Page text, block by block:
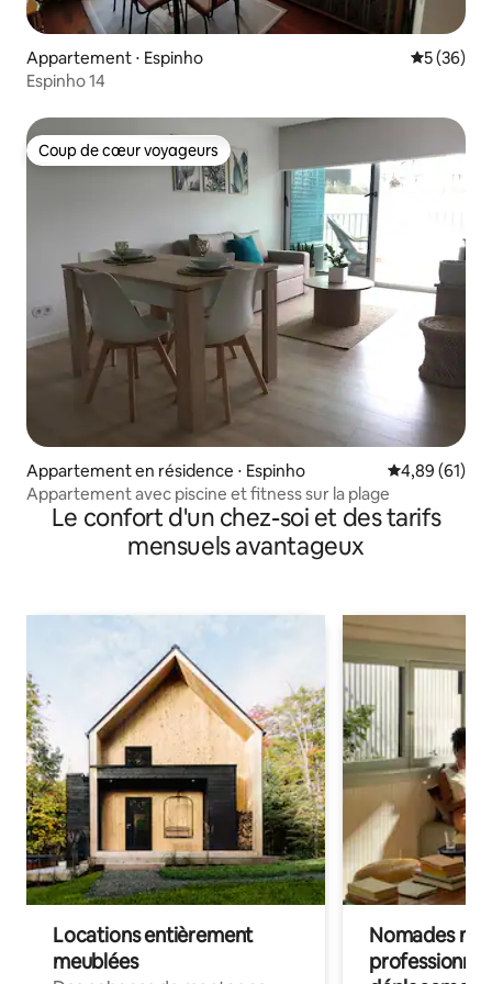
Appartement ⋅ Espinho
5 (36)
Espinho 14
Coup de cœur voyageurs
Coup de cœur voyageurs
Appartement en résidence ⋅ Espinho Évaluation
4,89 (61)
Appartement avec piscine et fitness sur la plage
Le confort d'un chez-soi et des tarifs
mensuels avantageux
Locations entièrement
meublées
Nomades